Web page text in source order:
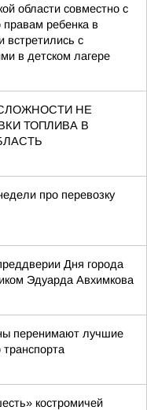
области совместно с
ребенка в
встретились с
в детском лагере
НЕ
ТОПЛИВА В
про перевозку
Дня города
Эдуарда Авхимкова
перенимают лучшие
транспорта
костромичей